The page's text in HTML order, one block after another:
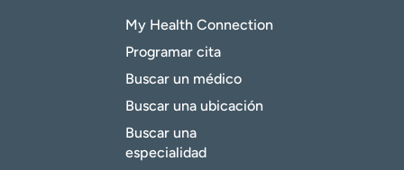
My Health Connection
Programar cita
Buscar un médico
Buscar una ubicación
Buscar una
especialidad